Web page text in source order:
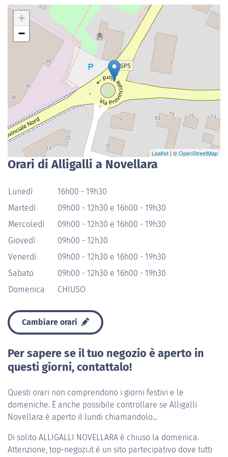
+
−
Leaflet | ©OpenStreetMap
Orari di Alligalli a Novellara
Lunedì
16h00 - 19h30
Martedì
09h00 - 12h30 e 16h00 - 19h30
Mercoledì
09h00 - 12h30 e 16h00 - 19h30
Giovedì
09h00 - 12h30
Venerdì
09h00 - 12h30 e 16h00 - 19h30
Sabato
09h00 - 12h30 e 16h00 - 19h30
Domenica
CHIUSO
Cambiare orari
Per sapere se il tuo negozio è aperto in
questi giorni, contattalo!
Questi orari non comprendono i giorni festivi e le
domeniche. È anche possibile controllare se Alligalli
Novellara è aperto il lundi chiamandolo...
Di solito ALLIGALLI NOVELLARA è chiuso la domenica.
Attenzione, top-negozi.it è un sito partecipativo dove tutti